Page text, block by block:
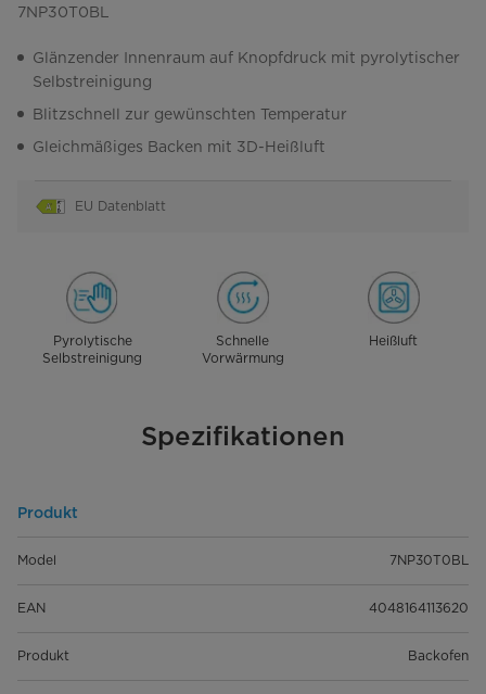
7NP30T0BL
Glänzender Innenraum auf Knopfdruck mit pyrolytischer
Selbstreinigung
Blitzschnell zur gewünschten Temperatur
Gleichmäßiges Backen mit 3D-Heißluft
EU Datenblatt
Pyrolytische
Selbstreinigung
Schnelle
Vorwärmung
Heißluft
Spezifikationen
Produkt
Model 7NP30T0BL
EAN 4048164113620
Produkt Backofen